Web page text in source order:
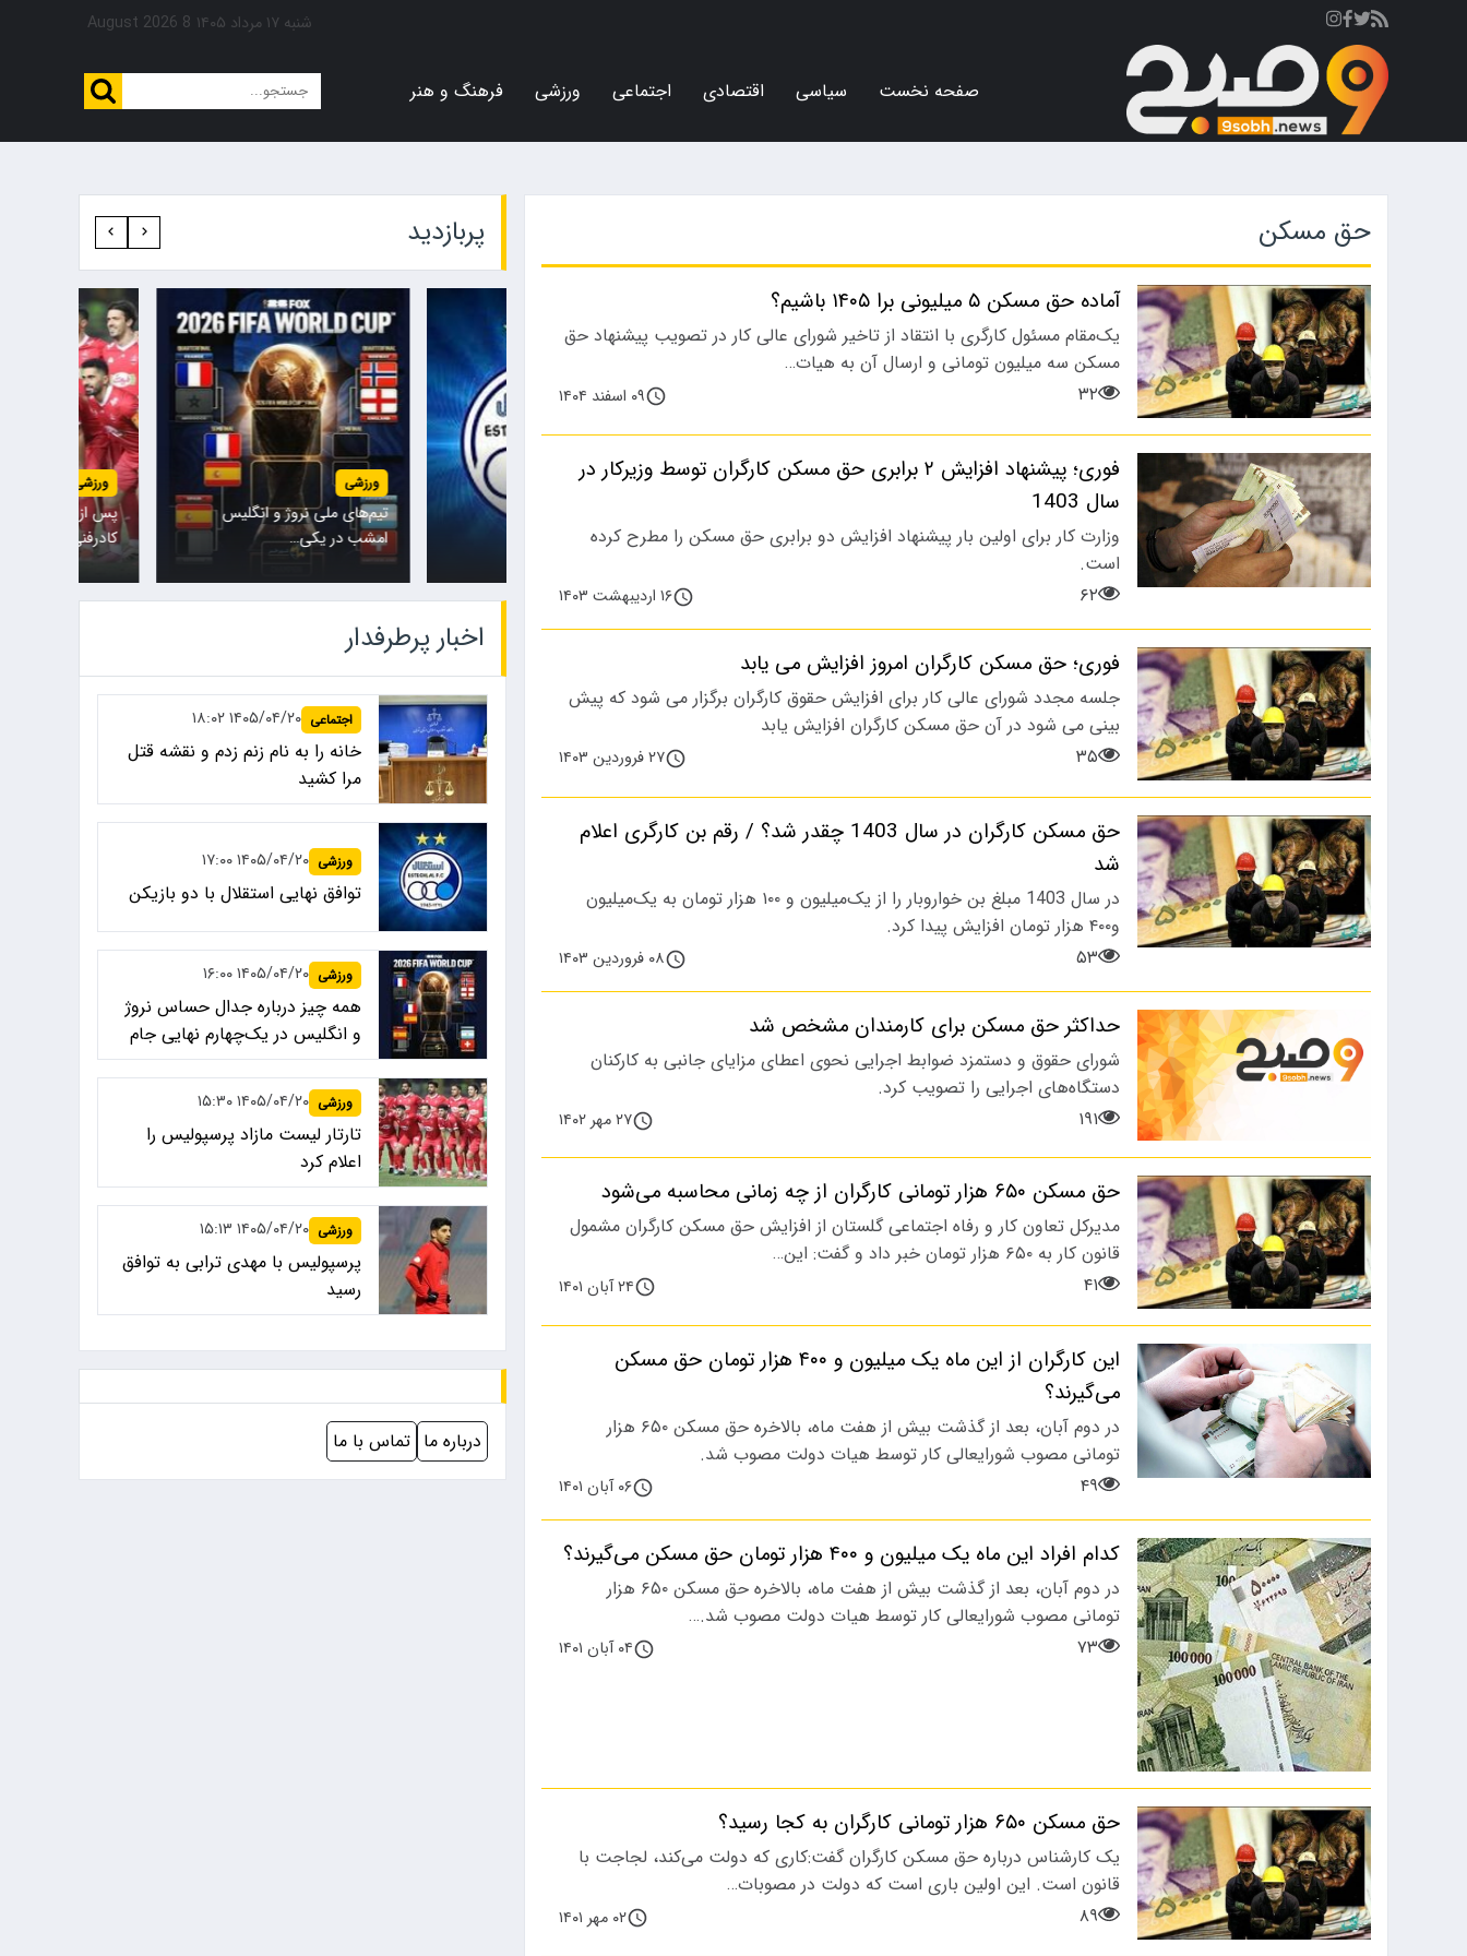
شنبه ۱۷ مرداد ۱۴۰۵ 8 August 2026
صفحه نخست سیاسی اقتصادی اجتماعی ورزشی فرهنگ و هنر
حق مسکن
آماده حق مسکن ۵ میلیونی برا ۱۴۰۵ باشیم؟
یک‌مقام مسئول کارگری با انتقاد از تاخیر شورای عالی کار در تصویب پیشنهاد حق
مسکن سه میلیون تومانی و ارسال آن به هیات…
۳۲
۰۹ اسفند ۱۴۰۴
فوری؛ پیشنهاد افزایش ۲ برابری حق مسکن کارگران توسط وزیرکار در
سال 1403
وزارت کار برای اولین بار پیشنهاد افزایش دو برابری حق مسکن را مطرح کرده
است.
۶۲
۱۶ اردیبهشت ۱۴۰۳
فوری؛ حق مسکن کارگران امروز افزایش می یابد
جلسه مجدد شورای عالی کار برای افزایش حقوق کارگران برگزار می شود که پیش
بینی می شود در آن حق مسکن کارگران افزایش یابد
۳۵
۲۷ فروردین ۱۴۰۳
حق مسکن کارگران در سال 1403 چقدر شد؟ / رقم بن کارگری اعلام
شد
در سال 1403 مبلغ بن خواروبار را از یک‌میلیون و ۱۰۰ هزار تومان به یک‌میلیون
و۴۰۰ هزار تومان افزایش پیدا کرد.
۵۳
۰۸ فروردین ۱۴۰۳
حداکثر حق مسکن برای کارمندان مشخص شد
شورای حقوق و دستمزد ضوابط اجرایی نحوی اعطای مزایای جانبی به کارکنان
دستگاه‌های اجرایی را تصویب کرد.
۱۹۱
۲۷ مهر ۱۴۰۲
حق مسکن ۶۵۰ هزار تومانی کارگران از چه زمانی محاسبه می‌شود
مدیرکل تعاون کار و رفاه اجتماعی گلستان از افزایش حق مسکن کارگران مشمول
قانون کار به ۶۵۰ هزار تومان خبر داد و گفت: این…
۴۱
۲۴ آبان ۱۴۰۱
این کارگران از این ماه یک میلیون و ۴۰۰ هزار تومان حق مسکن
می‌گیرند؟
در دوم آبان، بعد از گذشت بیش از هفت ماه، بالاخره حق مسکن ۶۵۰ هزار
تومانی مصوب شورایعالی کار توسط هیات دولت مصوب شد.
۴۹
۰۶ آبان ۱۴۰۱
کدام افراد این ماه یک میلیون و ۴۰۰ هزار تومان حق مسکن می‌گیرند؟
در دوم آبان، بعد از گذشت بیش از هفت ماه، بالاخره حق مسکن ۶۵۰ هزار
تومانی مصوب شورایعالی کار توسط هیات دولت مصوب شد.…
۷۳
۰۴ آبان ۱۴۰۱
حق مسکن ۶۵۰ هزار تومانی کارگران به کجا رسید؟
یک کارشناس درباره حق مسکن کارگران گفت:کاری که دولت می‌کند، لجاجت با
قانون است. این اولین باری است که دولت در مصوبات…
۸۹
۰۲ مهر ۱۴۰۱
پربازدید‍
از حضور مهدی تارتار در راس
ورزشی
به نظر می رسد باشگاه
پرسپولیس با…
اجتماعی
را با خودرو…
ورزشی
نقل‌وانتقالات،…
ورزشی
تیم‌های ملی نروژ و انگلیس
امشب در یکی…
ورزشی
پس از حضور مهدی
کادرفنی…
اخبار پرطرفدار
اجتماعی ۱۴۰۵/۰۴/۲۰ ۱۸:۰۲
خانه را به نام زنم زدم و نقشه قتل
مرا کشید
ورزشی ۱۴۰۵/۰۴/۲۰ ۱۷:۰۰
توافق نهایی استقلال با دو بازیکن
ورزشی ۱۴۰۵/۰۴/۲۰ ۱۶:۰۰
همه چیز درباره جدال حساس نروژ
و انگلیس در یک‌چهارم نهایی جام
جهانی ۲۰۲۶
ورزشی ۱۴۰۵/۰۴/۲۰ ۱۵:۳۰
تارتار لیست مازاد پرسپولیس را
اعلام کرد
ورزشی ۱۴۰۵/۰۴/۲۰ ۱۵:۱۳
پرسپولیس با مهدی ترابی به توافق
رسید
درباره ما تماس با ما